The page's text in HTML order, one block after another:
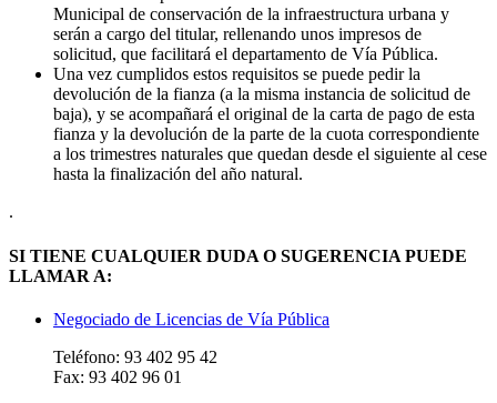
Municipal de conservación de la infraestructura urbana y
serán a cargo del titular, rellenando unos impresos de
solicitud, que facilitará el departamento de Vía Pública.
Una vez cumplidos estos requisitos se puede pedir la
devolución de la fianza (a la misma instancia de solicitud de
baja), y se acompañará el original de la carta de pago de esta
fianza y la devolución de la parte de la cuota correspondiente
a los trimestres naturales que quedan desde el siguiente al cese
hasta la finalización del año natural.
.
SI TIENE CUALQUIER DUDA O SUGERENCIA PUEDE
LLAMAR A:
Negociado de Licencias de Vía Pública
Teléfono: 93 402 95 42
Fax: 93 402 96 01